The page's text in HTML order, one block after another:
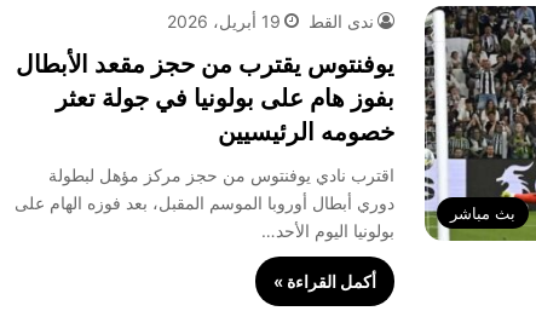
بث مباشر
ندى القط 19 أبريل، 2026
يوفنتوس يقترب من حجز مقعد الأبطال
بفوز هام على بولونيا في جولة تعثر
خصومه الرئيسيين
اقترب نادي يوفنتوس من حجز مركز مؤهل لبطولة
دوري أبطال أوروبا الموسم المقبل، بعد فوزه الهام على
بولونيا اليوم الأحد…
أكمل القراءة »